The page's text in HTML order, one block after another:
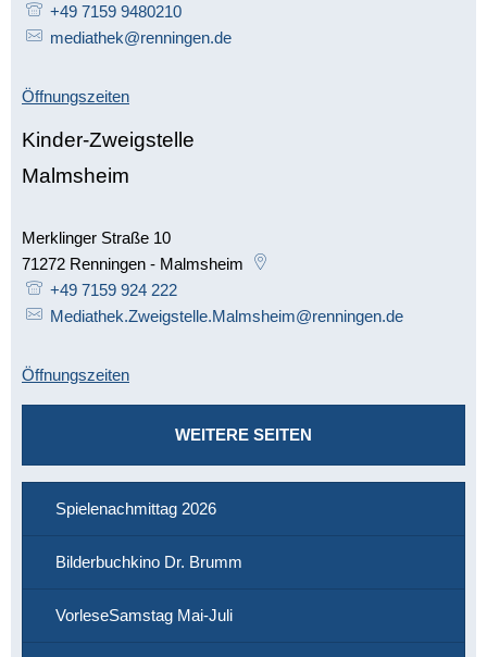
+49 7159 9480210
mediathek@renningen.de
Öffnungszeiten
Kinder-Zweigstelle
Malmsheim
Merklinger Straße 10
71272 Renningen - Malmsheim
+49 7159 924 222
Mediathek.Zweigstelle.Malmsheim@renningen.de
Öffnungszeiten
WEITERE SEITEN
Spielenachmittag 2026
Bilderbuchkino Dr. Brumm
VorleseSamstag Mai-Juli